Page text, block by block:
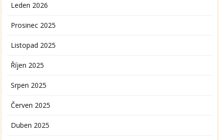
Leden 2026
Prosinec 2025
Listopad 2025
Říjen 2025
Srpen 2025
Červen 2025
Duben 2025